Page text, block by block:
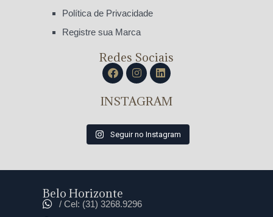
Política de Privacidade
Registre sua Marca
Redes Sociais
INSTAGRAM
Seguir no Instagram
Belo Horizonte
/ Cel: (31) 3268.9296